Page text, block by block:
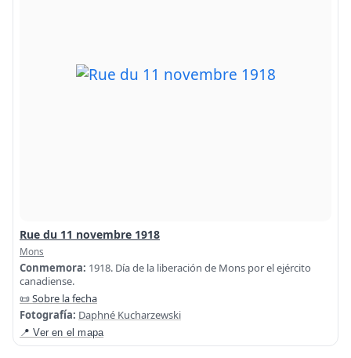
Rue du 11 novembre 1918
Mons
Conmemora: 1918. Día de la liberación de Mons por el ejército
canadiense.
📜 Sobre la fecha
Fotografía: Daphné Kucharzewski
📍 Ver en el mapa